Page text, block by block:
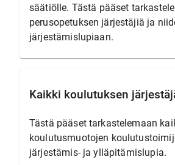
säätiölle. Tästä pääset
perusopetuksen järjestäjiä ja
järjestämislupiaan.
Kaikki koulutuksen
Tästä pääset tarkastelemaan
koulutusmuotojen
järjestämis- ja ylläpitämislupia.